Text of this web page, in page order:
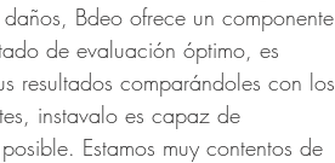
Bdeo ofrece un componente
de evaluación óptimo, es
resultados comparándoles con los
instavalo es capaz de
Estamos muy contentos de